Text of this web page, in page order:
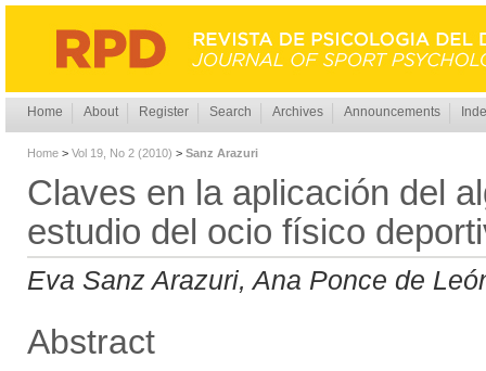
Home About Register Search Archives Announcements
Home > Vol 19, No 2 (2010) > Sanz Arazuri
Claves en la aplicación del
estudio del ocio físico
Eva Sanz Arazuri, Ana Ponce de
Abstract